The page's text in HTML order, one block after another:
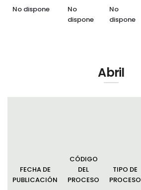
No dispone
No
dispone
No
dispone
Abril
FECHA DE
PUBLICACIÓN
CÓDIGO
DEL
PROCESO
TIPO DE
PROCESO